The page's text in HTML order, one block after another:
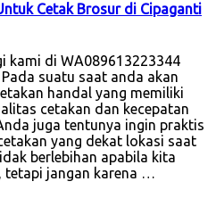
Cetak Brosur di Cipaganti
kami di WA089613223344
suatu saat anda akan
handal yang memiliki
cetakan dan kecepatan
juga tentunya ingin praktis
yang dekat lokasi saat
berlebihan apabila kita
tetapi jangan karena …